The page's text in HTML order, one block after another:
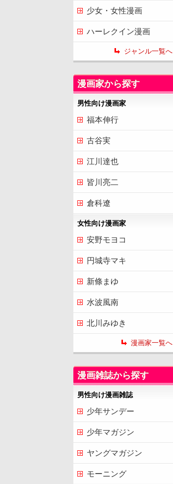
少女・女性漫画
ハーレクイン漫画
ジャンル一覧へ
漫画家から探す
男性向け漫画家
福本伸行
古谷実
江川達也
皆川亮二
倉科遼
女性向け漫画家
安野モヨコ
円城寺マキ
新條まゆ
水波風南
北川みゆき
漫画家一覧へ
漫画雑誌から探す
男性向け漫画雑誌
少年サンデー
少年マガジン
ヤングマガジン
モーニング